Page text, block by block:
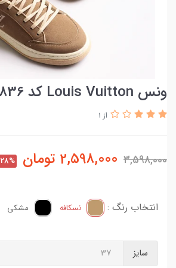
ونس Louis Vuitton کد 2836
از 1
3,598,000
2,598,000 تومان 28%
انتخاب رنگ : نسکافه مشکی
سایز